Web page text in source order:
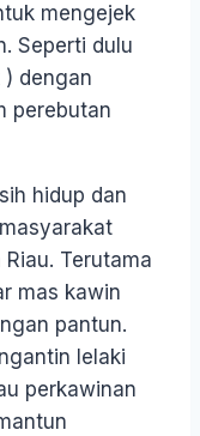
mengejek
Seperti dulu
) dengan
perebutan
hidup dan
Terutama
mas kawin
pantun.
lelaki
perkawinan